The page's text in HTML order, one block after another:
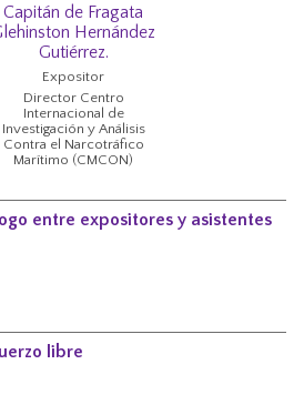
Capitán de Fragata
Hernández
Gutiérrez.
Expositor
Director Centro
Internacional de
Investigación y Análisis
Contra el Narcotráfico
Marítimo (CMCON)
entre expositores y asistentes
libre